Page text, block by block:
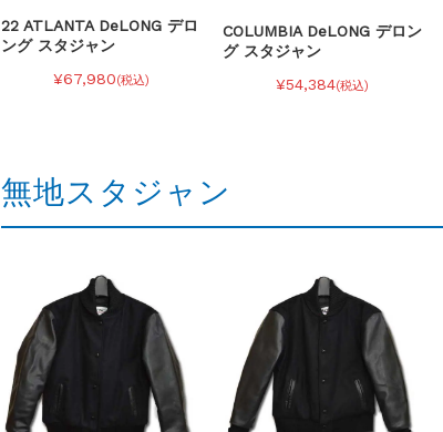
22 ATLANTA DeLONG デロ
ング スタジャン
¥67,980(税込)
COLUMBIA DeLONG デロン
グ スタジャン
¥54,384(税込)
無地スタジャン